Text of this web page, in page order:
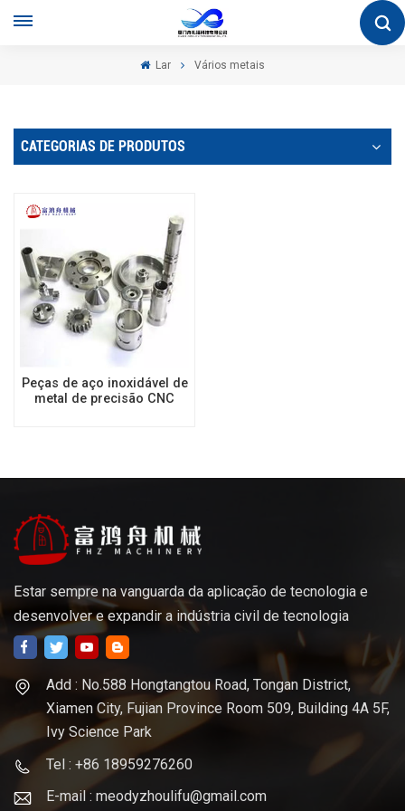
Lar Vários metais
CATEGORIAS DE PRODUTOS
Peças de aço inoxidável de
metal de precisão CNC
Estar sempre na vanguarda da aplicação de tecnologia e
desenvolver e expandir a indústria civil de tecnologia
Add : No.588 Hongtangtou Road, Tongan District,
Xiamen City, Fujian Province Room 509, Building 4A 5F,
Ivy Science Park
Tel : +86 18959276260
E-mail : meodyzhoulifu@gmail.com